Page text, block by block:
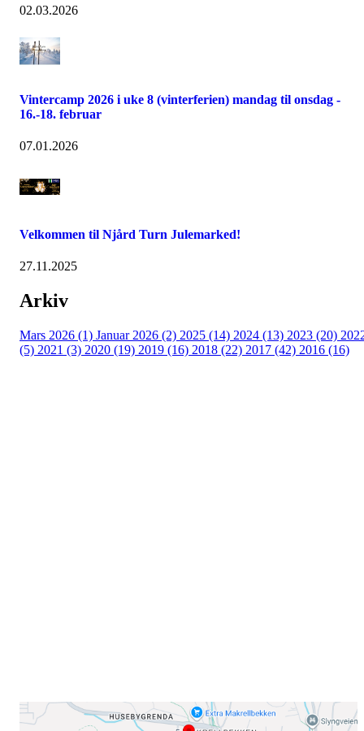
02.03.2026
Vintercamp 2026 i uke 8 (vinterferien) mandag til onsdag -
16.-18. februar
07.01.2026
Velkommen til Njård Turn Julemarked!
27.11.2025
Arkiv
Mars 2026 (1) Januar 2026 (2) 2025 (14) 2024 (13) 2023 (20)
(5) 2021 (3) 2020 (19) 2019 (16) 2018 (22) 2017 (42) 2016 (16)